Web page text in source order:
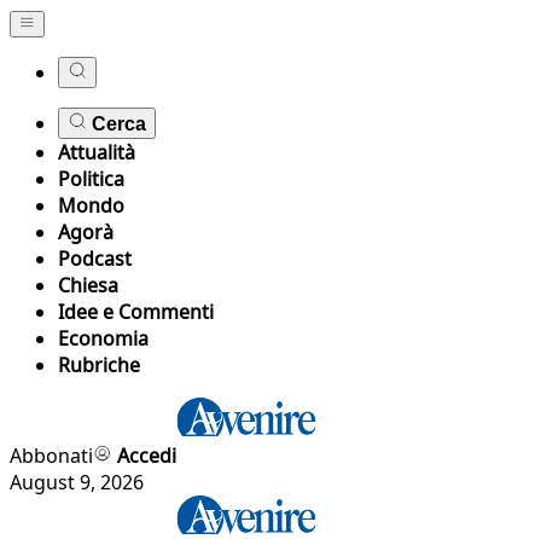
Cerca
Attualità
Politica
Mondo
Agorà
Podcast
Chiesa
Idee e Commenti
Economia
Rubriche
Abbonati
Accedi
August 9, 2026